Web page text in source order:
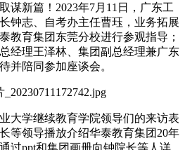
谋新篇！2023年7月11日，广东工
钟志、自考办主任曹珏，业务拓展
教育集团东莞分校进行参观指导；
经理王泽林、集团副总经理兼广东
并陪同参加座谈会。
大学继续教育学院领导们的来访表
等领导播放介绍华泰教育集团20年
过ppt和集团画册向钟院长等人详